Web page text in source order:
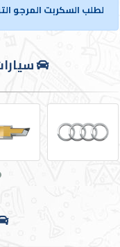
الوكالات
المعارض
لطلب السكربت المرجو